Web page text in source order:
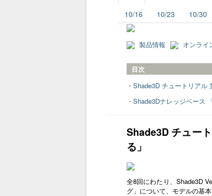
10/16
10/23 10/30
製品情報 オンライ
目次
・Shade3D チュートリアル
・Shade3Dナレッジベース
Shade3D チュー
る」
全8回にわたり、Shade3D
グ」について、モデルの基